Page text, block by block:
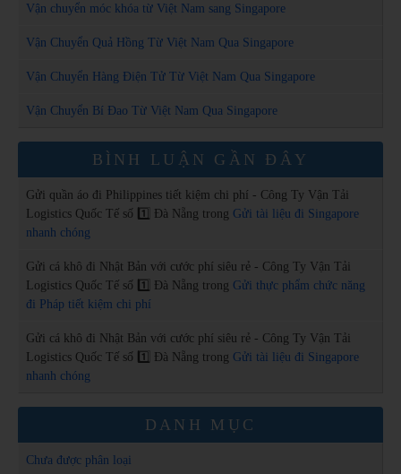
Vận chuyển móc khóa từ Việt Nam sang Singapore
Vận Chuyển Quả Hồng Từ Việt Nam Qua Singapore
Vận Chuyển Hàng Điện Tử Từ Việt Nam Qua Singapore
Vận Chuyển Bí Đao Từ Việt Nam Qua Singapore
BÌNH LUẬN GẦN ĐÂY
Gửi quần áo đi Philippines tiết kiệm chi phí - Công Ty Vận Tải
Logistics Quốc Tế số 1️⃣ Đà Nẵng trong Gửi tài liệu đi Singapore
nhanh chóng
Gửi cá khô đi Nhật Bản với cước phí siêu rẻ - Công Ty Vận Tải
Logistics Quốc Tế số 1️⃣ Đà Nẵng trong Gửi thực phẩm chức năng
đi Pháp tiết kiệm chi phí
Gửi cá khô đi Nhật Bản với cước phí siêu rẻ - Công Ty Vận Tải
Logistics Quốc Tế số 1️⃣ Đà Nẵng trong Gửi tài liệu đi Singapore
nhanh chóng
DANH MỤC
Chưa được phân loại